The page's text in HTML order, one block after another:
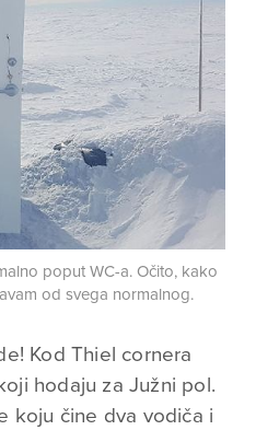
poput WC-a. Očito, kako
od svega normalnog.
Kod Thiel cornera
hodaju za Južni pol.
koju čine dva vodiča i